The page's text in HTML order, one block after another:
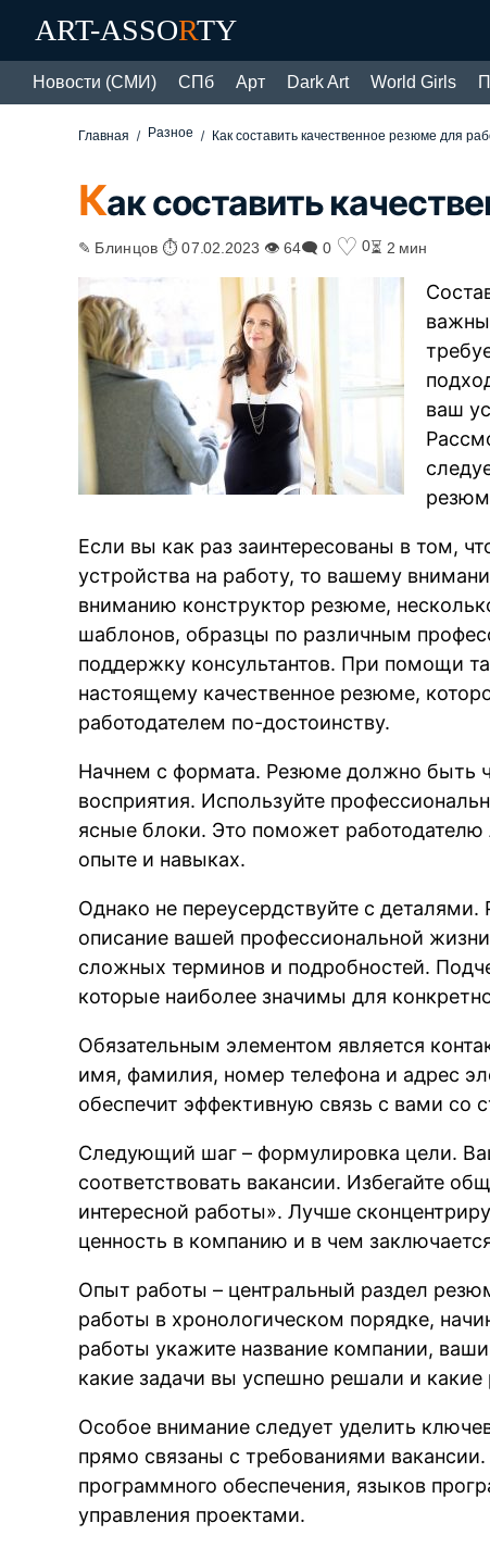
ART-ASSORTY
Новости (СМИ) СПб Арт Dark Art World Girls
Главная Разное Как составить качественное резюме для
Как составить
✎ Блинцов ⏱ 07.02.2023 👁 64🗨 0 ♡ 0⏳ 2 мин
ваш
Если вы как раз заинтересованы в том,
устройства на работу, то вашему
вниманию конструктор резюме,
шаблонов, образцы по различным
поддержку консультантов. При помощи
настоящему качественное резюме,
работодателем по-достоинству.
Начнем с формата. Резюме должно быть
восприятия. Используйте
ясные блоки. Это поможет
опыте и навыках.
Однако не переусердствуйте с
описание вашей профессиональной
сложных терминов и подробностей.
которые наиболее значимы для
Обязательным элементом является
имя, фамилия, номер телефона и адрес
обеспечит эффективную связь с вами со
Следующий шаг – формулировка цели.
соответствовать вакансии. Избегайте
интересной работы». Лучше
ценность в компанию и в чем
Опыт работы – центральный раздел
работы в хронологическом порядке,
работы укажите название компании,
какие задачи вы успешно решали и какие
Особое внимание следует уделить
прямо связаны с требованиями
программного обеспечения, языков
управления проектами.